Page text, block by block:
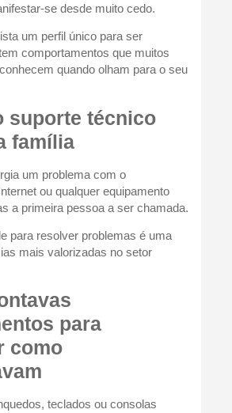
se desde muito cedo.
um perfil único para ser
comportamentos que muitos
quando olham para o seu
suporte técnico
família
um problema com o
ou qualquer equipamento
a primeira pessoa a ser chamada.
para resolver problemas é uma
mais valorizadas no setor
para
como
teclados ou consolas